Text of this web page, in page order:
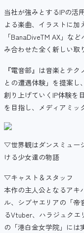
当社が強みとするIPの活
よる楽曲、イラストに加
「BanaDiveTM AX」な
み合わせた全く新しい取
『電音部』は音楽とテ
との遭遇体験」を提案し
創り上げていくIP体験を
を目指し、メディアミッ
▽世界観はダンスミュー
ける少女達の物語
▽キャスト＆スタッフ
本作の主人公となるアキ
ル、シブヤエリアの「帝
るVtuber、ハラジュクエ
の「港白金女学院」には